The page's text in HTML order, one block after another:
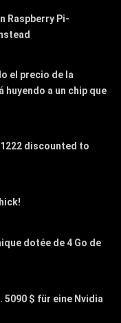
Raspberry Pi-
el precio de la
huyendo a un chip que
discounted to
dotée de 4 Go de
$ für eine Nvidia